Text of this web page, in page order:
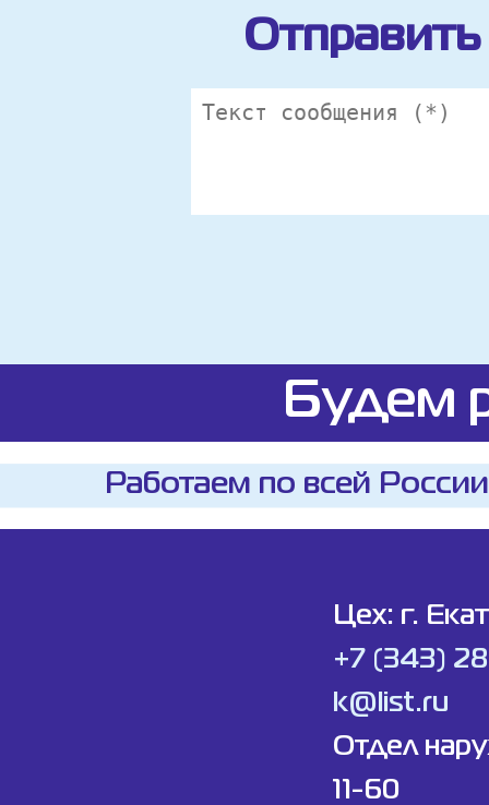
Отправить
Будем
Работаем по всей
Цех: г.
+7 (343)
k@list.ru
Отдел
11-60